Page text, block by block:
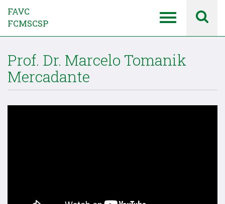
FAVC
FCMSCSP
Prof. Dr. Marcelo Tomanik
Mercadante